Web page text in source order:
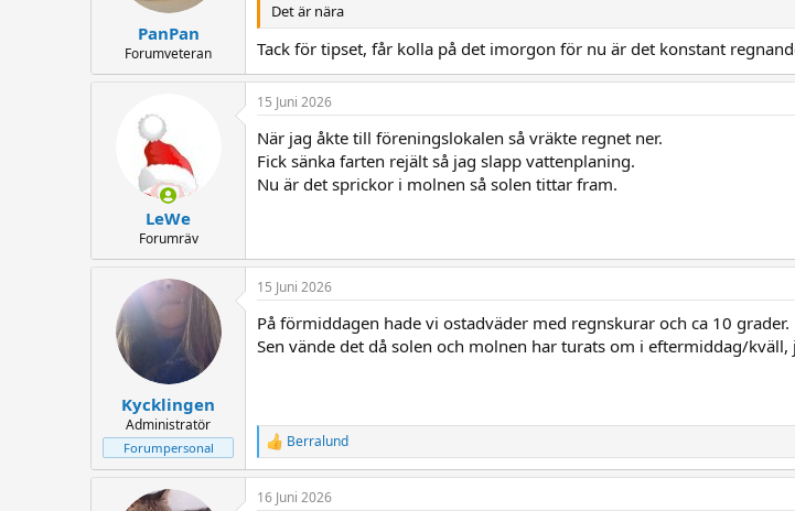
PanPan
Forumveteran
Det är nära
Tack för tipset, får kolla på det imorgon för nu är det konstant
LeWe
Forumräv
15 Juni 2026
När jag åkte till föreningslokalen så vräkte regnet ner.
Fick sänka farten rejält så jag slapp vattenplaning.
Nu är det sprickor i molnen så solen tittar fram.
Kycklingen
Administratör
Forumpersonal
15 Juni 2026
På förmiddagen hade vi ostadväder med regnskurar och ca 10 grader.
Sen vände det då solen och molnen har turats om i eftermiddag/kväll,
R
e
a
c
Berralund
16 Juni 2026